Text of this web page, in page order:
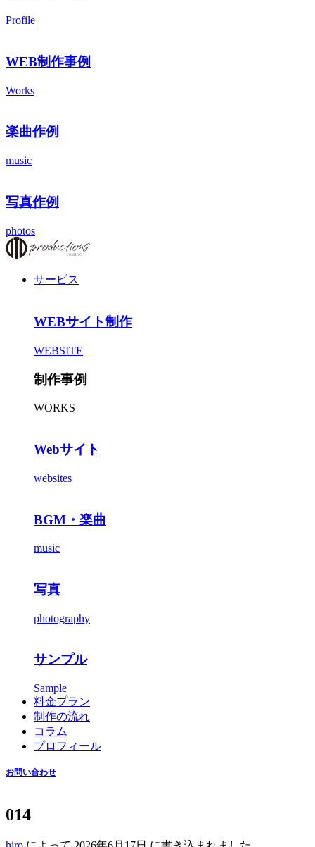
Profile
WEB制作事例
Works
楽曲作例
music
写真作例
photos
サービス
WEBサイト制作
WEBSITE
制作事例
WORKS
Webサイト
websites
BGM・楽曲
music
写真
photography
サンプル
Sample
料金プラン
制作の流れ
コラム
プロフィール
お問い合わせ
014